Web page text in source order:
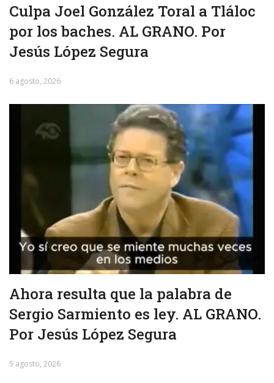
Culpa Joel González Toral a Tláloc
por los baches. AL GRANO. Por
Jesús López Segura
6 agosto, 2026
Ahora resulta que la palabra de
Sergio Sarmiento es ley. AL GRANO.
Por Jesús López Segura
5 agosto, 2026